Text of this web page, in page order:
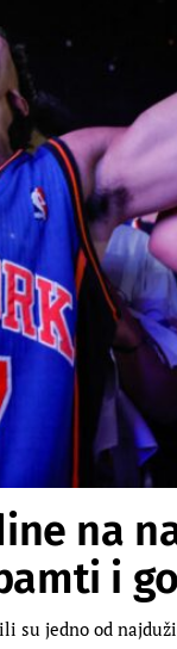
na
i
su jedno od